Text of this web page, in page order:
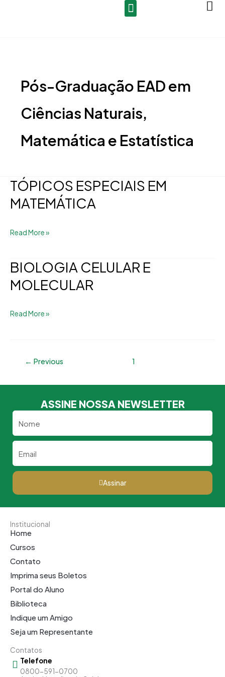
Pós-Graduação EAD em
Ciências Naturais,
Matemática e Estatística
TÓPICOS ESPECIAIS EM
MATEMÁTICA
TÓPICOS
EM
Read More »
BIOLOGIA CELULAR E
MOLECULAR
BIOLOGIA
E
Read More »
← Previous 1
ASSINE NOSSA NEWSLETTER
Assinar
Institucional
Home
Cursos
Contato
Imprima seus Boletos
Portal do Aluno
Biblioteca
Indique um Amigo
Seja um Representante
Contatos
Telefone
0800-591-0700